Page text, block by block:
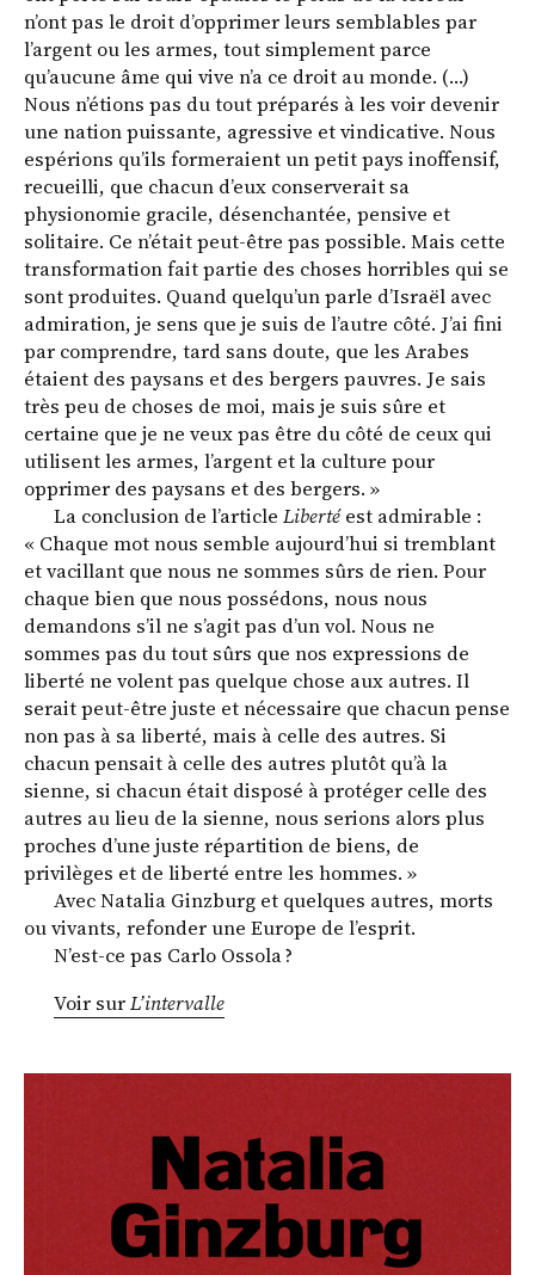
n’ont pas le droit d’opprimer leurs semblables par
l’argent ou les armes, tout simplement parce
qu’aucune âme qui vive n’a ce droit au monde. (…)
Nous n’étions pas du tout préparés à les voir devenir
une nation puissante, agressive et vindicative. Nous
espérions qu’ils formeraient un petit pays inoffensif,
recueilli, que chacun d’eux conserverait sa
physionomie gracile, désenchantée, pensive et
solitaire. Ce n’était peut-être pas possible. Mais cette
transformation fait partie des choses horribles qui se
sont produites. Quand quelqu’un parle d’Israël avec
admiration, je sens que je suis de l’autre côté. J’ai fini
par comprendre, tard sans doute, que les Arabes
étaient des paysans et des bergers pauvres. Je sais
très peu de choses de moi, mais je suis sûre et
certaine que je ne veux pas être du côté de ceux qui
utilisent les armes, l’argent et la culture pour
opprimer des paysans et des bergers. »
La conclusion de l’articleLibertéest admirable :
« Chaque mot nous semble aujourd’hui si tremblant
et vacillant que nous ne sommes sûrs de rien. Pour
chaque bien que nous possédons, nous nous
demandons s’il ne s’agit pas d’un vol. Nous ne
sommes pas du tout sûrs que nos expressions de
liberté ne volent pas quelque chose aux autres. Il
serait peut-être juste et nécessaire que chacun pense
non pas à sa liberté, mais à celle des autres. Si
chacun pensait à celle des autres plutôt qu’à la
sienne, si chacun était disposé à protéger celle des
autres au lieu de la sienne, nous serions alors plus
proches d’une juste répartition de biens, de
privilèges et de liberté entre les hommes. »
Avec Natalia Ginzburg et quelques autres, morts
ou vivants, refonder une Europe de l’esprit.
N’est-ce pas Carlo Ossola ?
Voir surL’intervalle